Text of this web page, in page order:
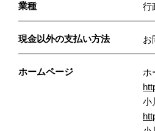
業種 行
現金以外の支払い方法 お
ホームページ
ホ
小